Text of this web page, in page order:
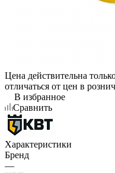
Цена действительна
отличаться от цен в
В избранное
Сравнить
Характеристики
Бренд
—